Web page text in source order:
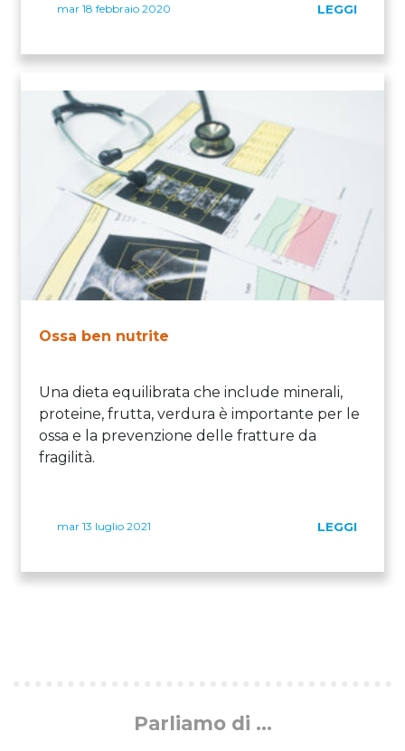
mar 18 febbraio 2020 LEGGI
Ossa ben nutrite
Una dieta equilibrata che include minerali,
proteine, frutta, verdura è importante per le
ossa e la prevenzione delle fratture da
fragilità.
mar 13 luglio 2021 LEGGI
Parliamo di ...